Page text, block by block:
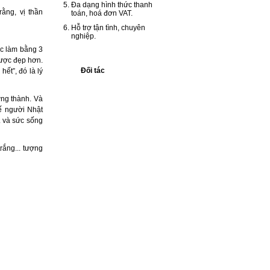
vị thần
làm bằng 3
đẹp hơn.
đó là lý
thành. Và
người Nhật
sức sống
tượng
Đa dạng hình thức thanh
toán, hoá đơn VAT.
Hỗ trợ tận tình, chuyên
nghiệp.
Đối tác